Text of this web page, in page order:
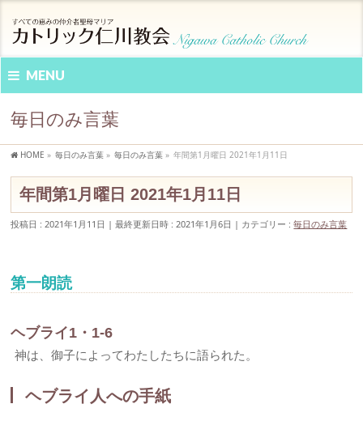
MENU
毎日のみ言葉
HOME » 毎日のみ言葉 » 毎日のみ言葉 » 年間第1月曜日 2021年1月11日
年間第1月曜日 2021年1月11日
投稿日 : 2021年1月11日 最終更新日時 : 2021年1月6日 カテゴリー :毎日のみ言葉
第一朗読
ヘブライ1・1-6
神は、御子によってわたしたちに語られた。
ヘブライ人への手紙